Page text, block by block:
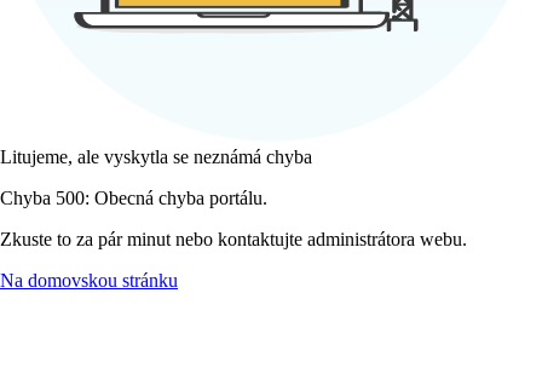
Litujeme, ale vyskytla se neznámá chyba
Chyba 500: Obecná chyba portálu.
Zkuste to za pár minut nebo kontaktujte administrátora webu.
Na domovskou stránku